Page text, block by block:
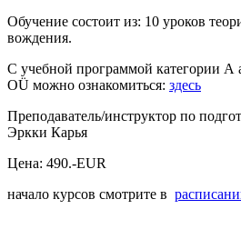
Обучение состоит из: 10 уроков
вождения.
С учебной программой категории
OÜ можно ознакомиться: здесь
Преподаватель/инструктор по
Эркки Карья
Цена: 490.-EUR
начало курсов смотрите в